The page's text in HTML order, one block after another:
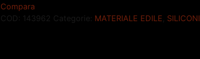
Compara
COD: 143962 Categorie: MATERIALE EDILE SILICONI